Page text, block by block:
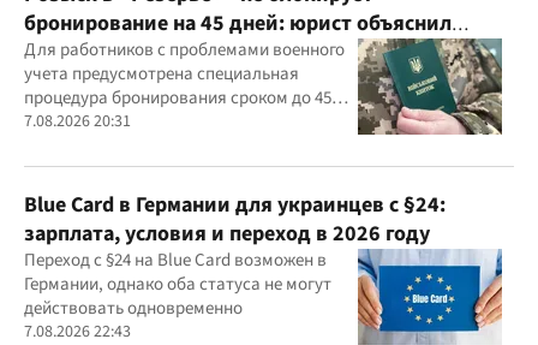
бронирование на 45 дней: юрист объяснил
важный нюанс
Для работников с проблемами военного
учета предусмотрена специальная
процедура бронирования сроком до 45
дней
7.08.2026 20:31
Blue Card в Германии для украинцев с §24:
зарплата, условия и переход в 2026 году
Переход с §24 на Blue Card возможен в
Германии, однако оба статуса не могут
действовать одновременно
7.08.2026 22:43